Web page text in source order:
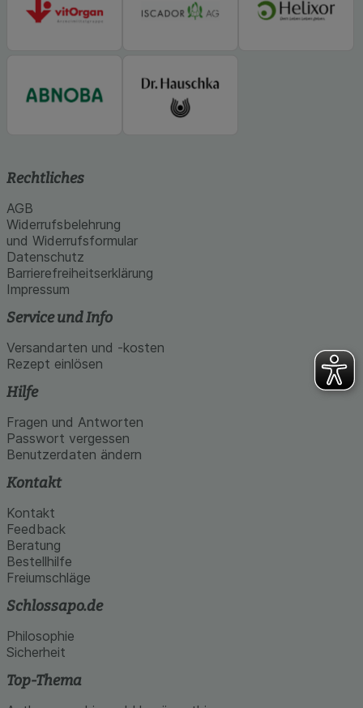
Rechtliches
AGB
Widerrufsbelehrung
und Widerrufsformular
Datenschutz
Barrierefreiheitserklärung
Impressum
Service und Info
Versandarten und -kosten
Rezept einlösen
Hilfe
Fragen und Antworten
Passwort vergessen
Benutzerdaten ändern
Kontakt
Kontakt
Feedback
Beratung
Bestellhilfe
Freiumschläge
Schlossapo.de
Philosophie
Sicherheit
Top-Thema